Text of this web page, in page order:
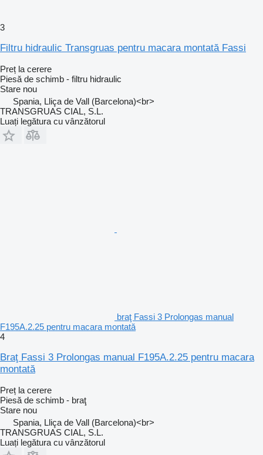
3
Filtru hidraulic Transgruas pentru macara montată Fassi
Preț la cerere
Piesă de schimb - filtru hidraulic
Stare nou
Spania, Lliça de Vall (Barcelona)<br>
TRANSGRUAS CIAL, S.L.
Luați legătura cu vânzătorul
braţ Fassi 3 Prolongas manual
F195A.2.25 pentru macara montată
4
Braţ Fassi 3 Prolongas manual F195A.2.25 pentru macara
montată
Preț la cerere
Piesă de schimb - braţ
Stare nou
Spania, Lliça de Vall (Barcelona)<br>
TRANSGRUAS CIAL, S.L.
Luați legătura cu vânzătorul